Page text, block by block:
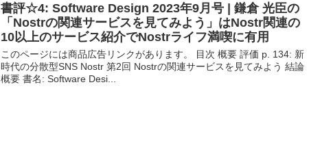
書評☆4: Software Design 2023年9月号 | 鎌倉 光臣の
「Nostrの関連サービスを見てみよう」はNostr関連の
10以上のサービス紹介でNostrライフ満喫に有用
このページには商品広告リンクがあります。 目次 概要 評価 p. 134: 新
時代の分散型SNS Nostr 第2回 Nostrの関連サービスを見てみよう 結論
概要 書名: Software Desi...